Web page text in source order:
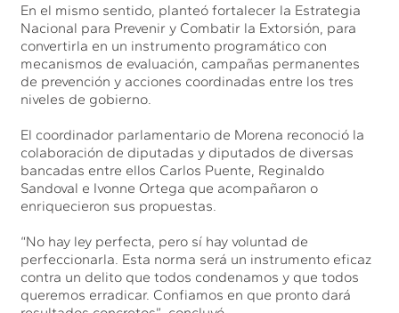
En el mismo sentido, planteó fortalecer la Estrategia
Nacional para Prevenir y Combatir la Extorsión, para
convertirla en un instrumento programático con
mecanismos de evaluación, campañas permanentes
de prevención y acciones coordinadas entre los tres
niveles de gobierno.
El coordinador parlamentario de Morena reconoció la
colaboración de diputadas y diputados de diversas
bancadas entre ellos Carlos Puente, Reginaldo
Sandoval e Ivonne Ortega que acompañaron o
enriquecieron sus propuestas.
“No hay ley perfecta, pero sí hay voluntad de
perfeccionarla. Esta norma será un instrumento eficaz
contra un delito que todos condenamos y que todos
queremos erradicar. Confiamos en que pronto dará